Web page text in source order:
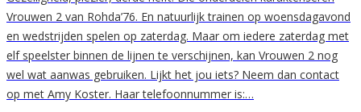
Vrouwen 2 van Rohda’76. En natuurlijk trainen op woensdagavond
en wedstrijden spelen op zaterdag. Maar om iedere zaterdag met
elf speelster binnen de lijnen te verschijnen, kan Vrouwen 2 nog
wel wat aanwas gebruiken. Lijkt het jou iets? Neem dan contact
op met Amy Koster. Haar telefoonnummer is:…